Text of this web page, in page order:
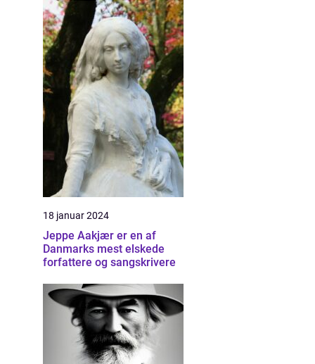
18 januar 2024
Jeppe Aakjær er en af
Danmarks mest elskede
forfattere og sangskrivere